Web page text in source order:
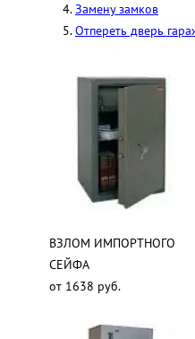
Замену замков
Отпереть дверь
ВЗЛОМ ИМПОРТНОГО
СЕЙФА
от 1638 руб.